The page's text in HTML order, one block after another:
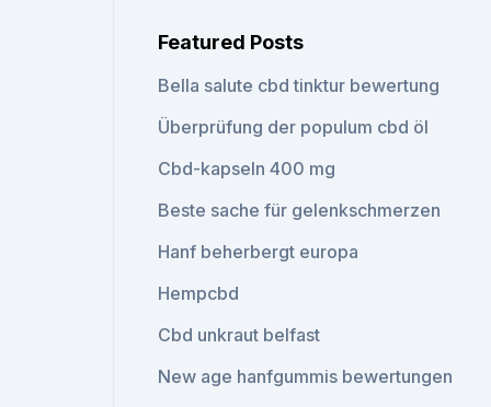
Featured Posts
Bella salute cbd tinktur bewertung
Überprüfung der populum cbd öl
Cbd-kapseln 400 mg
Beste sache für gelenkschmerzen
Hanf beherbergt europa
Hempcbd
Cbd unkraut belfast
New age hanfgummis bewertungen